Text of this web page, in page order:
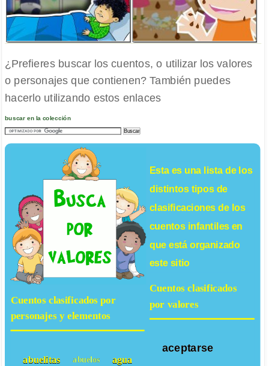
¿Prefieres buscar los cuentos, o utilizar los valores
o personajes que contienen? También puedes
hacerlo utilizando estos enlaces
buscar en la colección
Esta es una lista de los
distintos tipos de
clasificaciones de los
cuentos infantilesen
que está organizado
este sitio
Cuentos clasificados
por valores
aceptarse
Cuentos clasificados por
personajes y elementos
abuelitas abuelos agua